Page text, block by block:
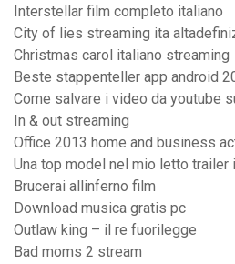
Interstellar film completo italiano
City of lies streaming ita
Christmas carol italiano streaming
Beste stappenteller app android
Come salvare i video da youtube
In & out streaming
Office 2013 home and business
Una top model nel mio letto trailer
Brucerai allinferno film
Download musica gratis pc
Outlaw king – il re fuorilegge
Bad moms 2 stream